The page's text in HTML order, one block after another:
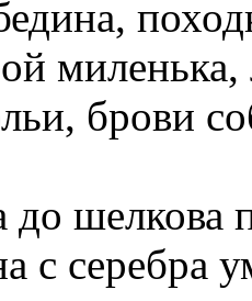
миленька,
брови
шелкова
серебра